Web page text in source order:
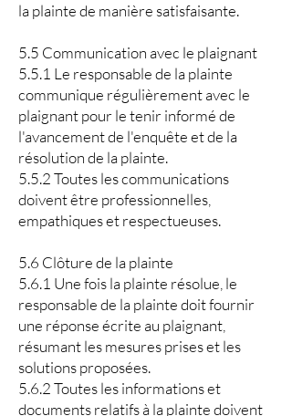
la plainte de manière satisfaisante.
5.5 Communication avec le plaignant
5.5.1 Le responsable de la plainte
communique régulièrement avec le
plaignant pour le tenir informé de
l'avancement de l'enquête et de la
résolution de la plainte.
5.5.2 Toutes les communications
doivent être professionnelles,
empathiques et respectueuses.
5.6 Clôture de la plainte
5.6.1 Une fois la plainte résolue, le
responsable de la plainte doit fournir
une réponse écrite au plaignant,
résumant les mesures prises et les
solutions proposées.
5.6.2 Toutes les informations et
documents relatifs à la plainte doivent